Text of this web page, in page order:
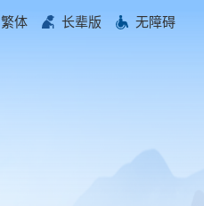
繁体 长辈版 无障碍